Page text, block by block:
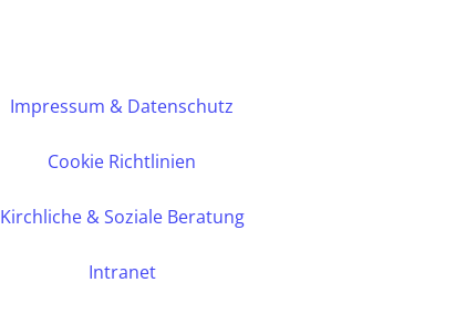
Impressum & Datenschutz
Cookie Richtlinien
Kirchliche & Soziale Beratung
Intranet